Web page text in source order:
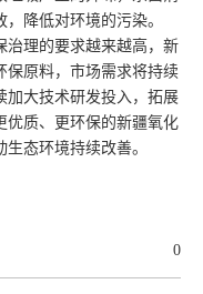
降低对环境的污染。
治理的要求越来越高，新
保原料，市场需求将持续
加大技术研发投入，拓展
优质、更环保的新疆氧化
态环境持续改善。
0